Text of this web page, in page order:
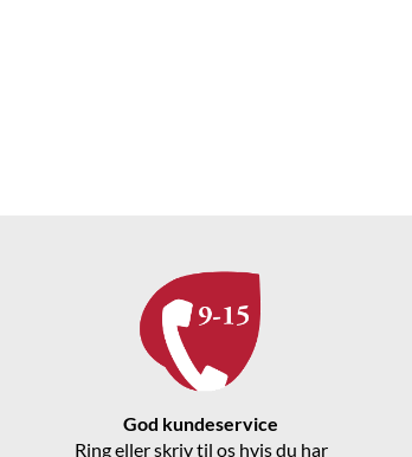
God kundeservice
Ring eller skriv til os hvis du har